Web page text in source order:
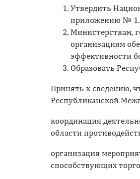
Утвердить
приложению № 1.
Министерствам,
организациям
эффективности
Образовать
Принять к сведению,
Республиканской
координация
области
организация
способствующих